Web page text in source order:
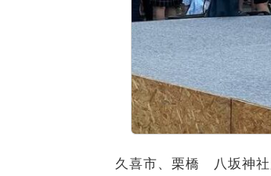
久喜市、栗橋 八坂神社